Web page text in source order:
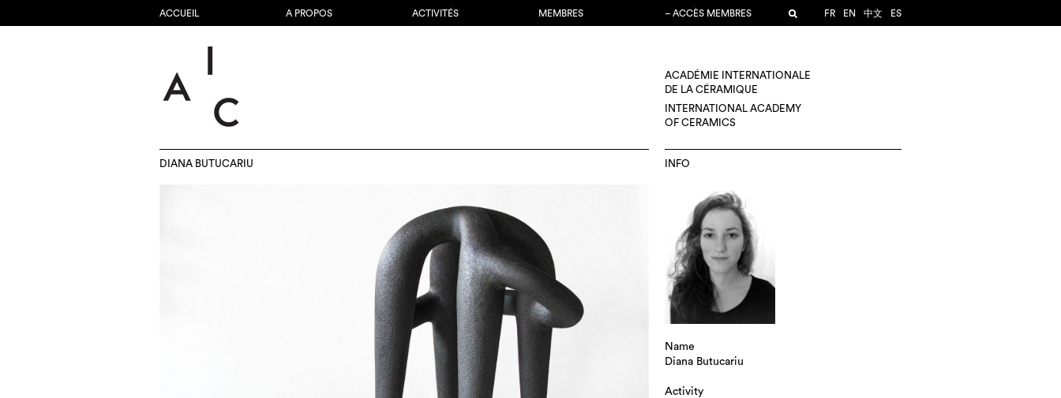
ACCUEIL A PROPOS ACTIVITÉS MEMBRES – ACCÈS MEMBRES FR EN 中文 ES
ACADÉMIE INTERNATIONALE
DE LA CÉRAMIQUE
INTERNATIONAL ACADEMY
OF CERAMICS
DIANA BUTUCARIU INFO
Name
Diana Butucariu
Activity